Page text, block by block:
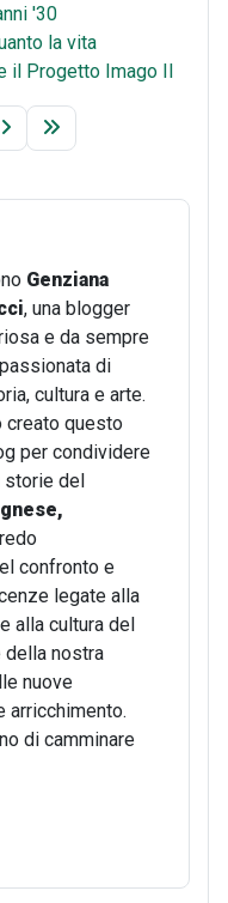
'30
la vita
il Progetto Imago II
Genziana
, una blogger
e da sempre
di
cultura e arte.
creato questo
per condividere
storie del
confronto e
legate alla
alla cultura del
della nostra
nuove
arricchimento.
di camminare